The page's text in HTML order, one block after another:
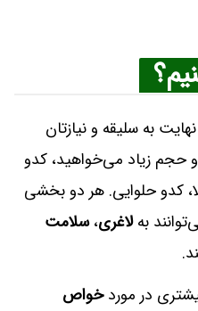
به سلیقه و نیازتان
حجم زیاد می‌خواهید، کدو
کدو حلوایی. هر دو بخشی
بهلاغری،سلامت
در موردخواص